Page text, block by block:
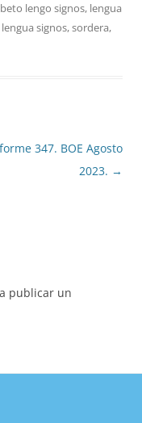
lengo signos, lengua
signos,sordera,
347. BOE Agosto
2023. →
publicar un